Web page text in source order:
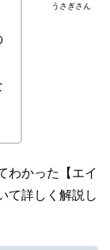
うさぎさん
わかった【エイ
て詳しく解説し